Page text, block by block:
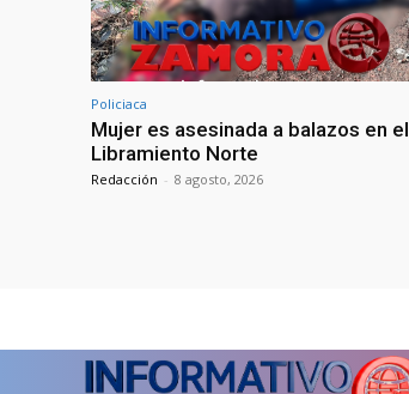
Policiaca
Mujer es asesinada a balazos en el
Libramiento Norte
Redacción - 8 agosto, 2026